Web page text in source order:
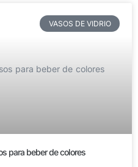
VASOS DE VIDRIO
para beber de colores